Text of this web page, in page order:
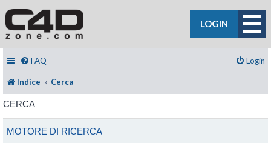
LOGIN
FAQ Login
Indice Cerca
CERCA
MOTORE DI RICERCA